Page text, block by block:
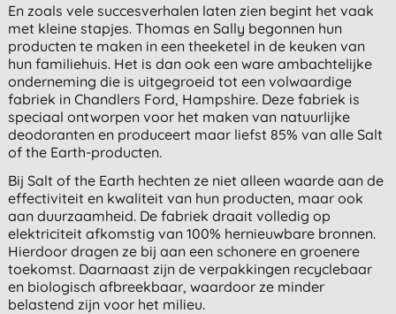
En zoals vele succesverhalen laten zien begint het vaak
met kleine stapjes. Thomas en Sally begonnen hun
producten te maken in een theeketel in de keuken van
hun familiehuis. Het is dan ook een ware ambachtelijke
onderneming die is uitgegroeid tot een volwaardige
fabriek in Chandlers Ford, Hampshire. Deze fabriek is
speciaal ontworpen voor het maken van natuurlijke
deodoranten en produceert maar liefst 85% van alle Salt
of the Earth-producten.
Bij Salt of the Earth hechten ze niet alleen waarde aan de
effectiviteit en kwaliteit van hun producten, maar ook
aan duurzaamheid. De fabriek draait volledig op
elektriciteit afkomstig van 100% hernieuwbare bronnen.
Hierdoor dragen ze bij aan een schonere en groenere
toekomst. Daarnaast zijn de verpakkingen recyclebaar
en biologisch afbreekbaar, waardoor ze minder
belastend zijn voor het milieu.